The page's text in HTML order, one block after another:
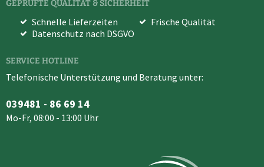
GEPRÜFTE QUALITÄT & SICHERHEIT
Schnelle Lieferzeiten
Frische Qualität
Datenschutz nach DSGVO
SERVICE HOTLINE
Telefonische Unterstützung und Beratung unter:
039481 - 86 69 14
Mo-Fr, 08:00 - 13:00 Uhr